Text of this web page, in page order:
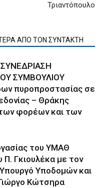
Τριαντόπουλο
ΑΠΟ ΤΟΝ ΣΥΝΤΑΚΤΗ
ΣΥΜΒΟΥΛΙΟΥ
πυροπροστασίας σε
– Θράκης
φορέων και των
του ΥΜΑΘ
Π. Γκιουλέκα με τον
Υποδομών και
Κώτσηρα